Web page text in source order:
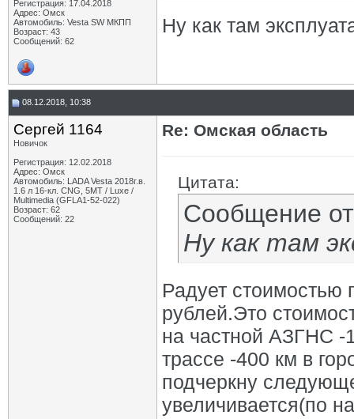
Регистрация: 17.04.2018
Адрес: Омск
Автомобиль: Vesta SW МКПП
Возраст: 43
Сообщений: 62
Ну как там
08.12.2018, 10:38
Сергей 1164
Новичок
Регистрация: 12.02.2018
Адрес: Омск
Автомобиль: LADA Vesta 2018г.в.
1.6 л 16-кл. CNG, 5МТ / Luxe /
Multimedia (GFLA1-52-022)
Возраст: 62
Сообщений: 22
Re: Омская область
Цитата:
Сообщение
Ну как там
Радует стоимостью
рублей.Это
на частной АЗГНС -
трассе -400 км в
подчеркну
увеличивается(по